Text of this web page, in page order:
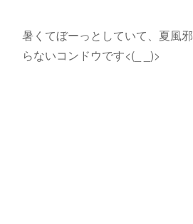
暑くてぼーっとしていて、夏風
らないコンドウです<(_ _)>